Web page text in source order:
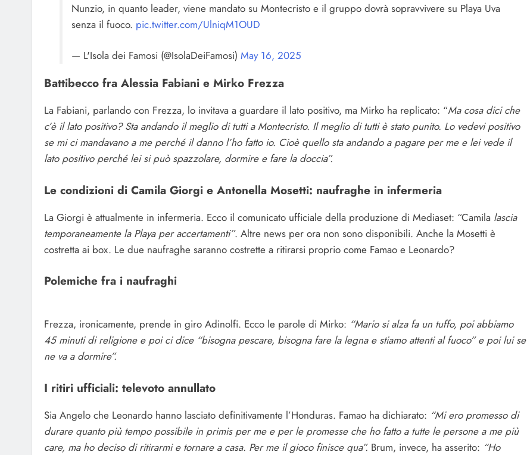
Nunzio, in quanto leader, viene mandato su Montecristo e il gruppo dovrà sopravvivere su Playa Uva
senza il fuoco. pic.twitter.com/UlniqM1OUD
— L'Isola dei Famosi (@IsolaDeiFamosi) May 16, 2025
Battibecco fra Alessia Fabiani e Mirko Frezza
La Fabiani, parlando con Frezza, lo invitava a guardare il lato positivo, ma Mirko ha replicato: “Ma cosa dici che
c’è il lato positivo? Sta andando il meglio di tutti a Montecristo. Il meglio di tutti è stato punito. Lo vedevi positivo
se mi ci mandavano a me perché il danno l’ho fatto io. Cioè quello sta andando a pagare per me e lei vede il
lato positivo perché lei si può spazzolare, dormire e fare la doccia”.
Le condizioni di Camila Giorgi e Antonella Mosetti: naufraghe in infermeria
La Giorgi è attualmente in infermeria. Ecco il comunicato ufficiale della produzione di Mediaset: “Camila lascia
temporaneamente la Playa per accertamenti”. Altre news per ora non sono disponibili. Anche la Mosetti è
costretta ai box. Le due naufraghe saranno costrette a ritirarsi proprio come Famao e Leonardo?
Polemiche fra i naufraghi
Frezza, ironicamente, prende in giro Adinolfi. Ecco le parole di Mirko: “Mario si alza fa un tuffo, poi abbiamo
45 minuti di religione e poi ci dice “bisogna pescare, bisogna fare la legna e stiamo attenti al fuoco” e poi lui se
ne va a dormire”.
I ritiri ufficiali: televoto annullato
Sia Angelo che Leonardo hanno lasciato definitivamente l’Honduras. Famao ha dichiarato: “Mi ero promesso di
durare quanto più tempo possibile in primis per me e per le promesse che ho fatto a tutte le persone a me più
care, ma ho deciso di ritirarmi e tornare a casa. Per me il gioco finisce qua”. Brum, invece, ha asserito: “Ho